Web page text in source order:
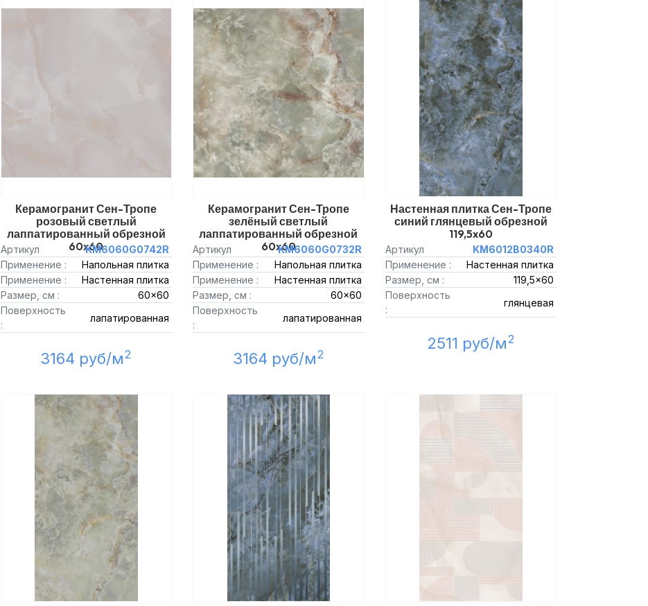
Керамогранит Сен-Тропе
розовый светлый
лаппатированный обрезной
60x60
Артикул
KM6060G0742R
Применение :
Напольная плитка
Применение :
Настенная плитка
Размер, см :
60x60
Поверхность
:
лапатированная
3164 руб/м2
Керамогранит Сен-Тропе
зелёный светлый
лаппатированный обрезной
60x60
Артикул
KM6060G0732R
Применение :
Напольная плитка
Применение :
Настенная плитка
Размер, см :
60x60
Поверхность
:
лапатированная
3164 руб/м2
Настенная плитка Сен-Тропе
синий глянцевый обрезной
119,5x60
Артикул
KM6012B0340R
Применение :
Настенная плитка
Размер, см :
119,5x60
Поверхность
:
глянцевая
2511 руб/м2